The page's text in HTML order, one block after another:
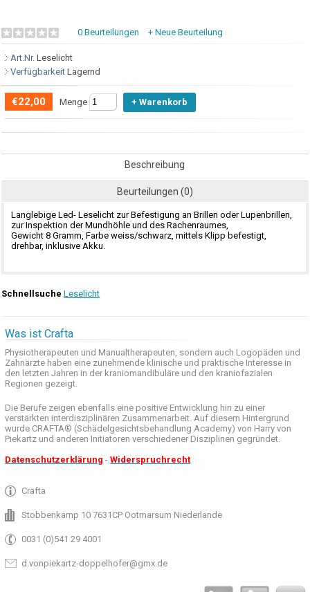
0 Beurteilungen + Neue Beurteilung
Art.Nr. Leselicht
Verfügbarkeit Lagernd
€22,00 Menge
Beschreibung
Beurteilungen (0)
Langlebige Led- Leselicht zur Befestigung an Brillen oder Lupenbrillen,
zur Inspektion der Mundhöhle und des Rachenraumes,
Gewicht 8 Gramm, Farbe weiss/schwarz, mittels Klipp befestigt,
drehbar, inklusive Akku.
Schnellsuche Leselicht
Was ist Crafta
Physiotherapeuten und Manualtherapeuten, sondern auch Logopäden und
Zahnärzte haben eine zunehmende klinische und praktische Interesse in
den letzten Jahren in der kraniomandibuläre und den kraniofazialen
Regionen gezeigt.
Die Berufe zeigen ebenfalls eine positive Entwicklung hin zu einer
verstärkten interdisziplinären Zusammenarbeit. Auf diesem Hintergrund
wurde CRAFTA® (Schädelgesichtsbehandlung Academy) von Harry von
Piekartz und anderen Initiatoren verschiedener Disziplinen gegründet.
Datenschutzerklärung -Widerspruchrecht
Crafta
Stobbenkamp 10 7631CP Ootmarsum Niederlande
0031 (0)541 29 4001
d.vonpiekartz-doppelhofer@gmx.de